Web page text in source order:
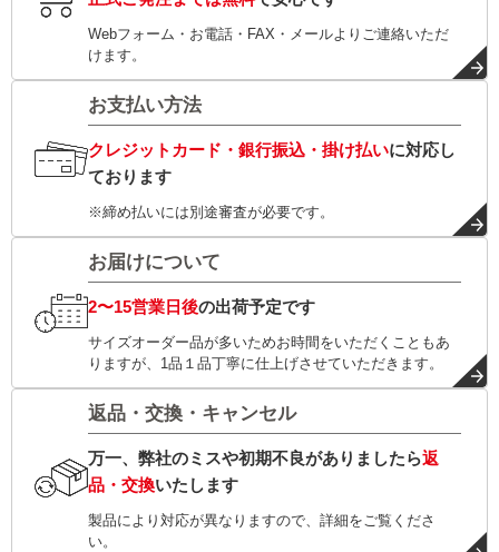
Webフォーム・お電話・FAX・メールよりご連絡いただ
けます。
お支払い方法
クレジットカード・銀行振込・掛け払いに対応し
ております
※締め払いには別途審査が必要です。
お届けについて
2〜15営業日後の出荷予定です
サイズオーダー品が多いためお時間をいただくこともあ
りますが、1品１品丁寧に仕上げさせていただきます。
返品・交換・キャンセル
万一、弊社のミスや初期不良がありましたら返
品・交換いたします
製品により対応が異なりますので、詳細をご覧くださ
い。